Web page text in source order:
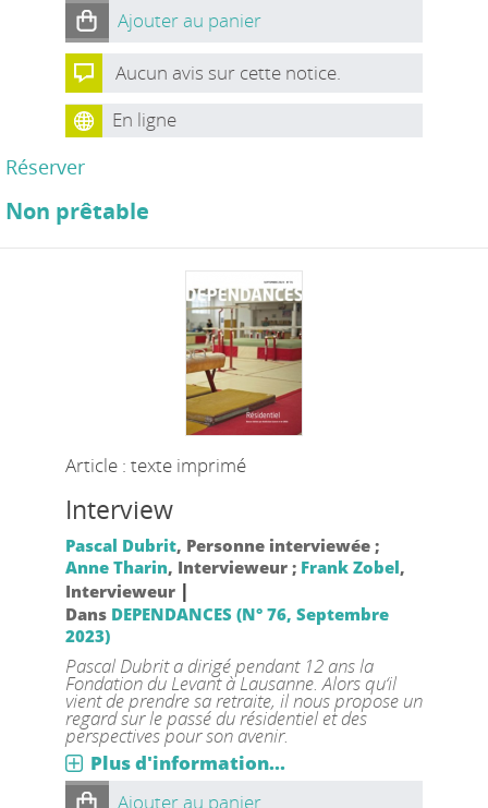
Ajouter au panier
Aucun avis sur cette notice.
En ligne
Réserver
Non prêtable
Article : texte imprimé
Interview
Pascal Dubrit, Personne interviewée ;
Anne Tharin, Intervieweur ; Frank Zobel,
Intervieweur |
Dans DEPENDANCES (N° 76, Septembre
2023)
Pascal Dubrit a dirigé pendant 12 ans la
Fondation du Levant à Lausanne. Alors qu‘il
vient de prendre sa retraite, il nous propose un
regard sur le passé du résidentiel et des
perspectives pour son avenir.
Plus d'information...
Ajouter au panier